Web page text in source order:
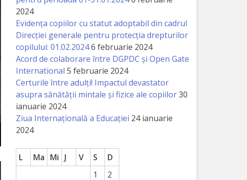
2024
Evidența copiilor cu statut adoptabil din cadrul
Direcției generale pentru protecția drepturilor
copilului: 01.02.20246 februarie 2024
Acord de colaborare între DGPDC și Open Gate
International 5 februarie 2024
Certurile între adulți! Impactul devastator
asupra sănătății mintale și fizice ale copiilor30
ianuarie 2024
Ziua Internațională a Educației 24 ianuarie
2024
L Ma Mi J V S
D
1
2